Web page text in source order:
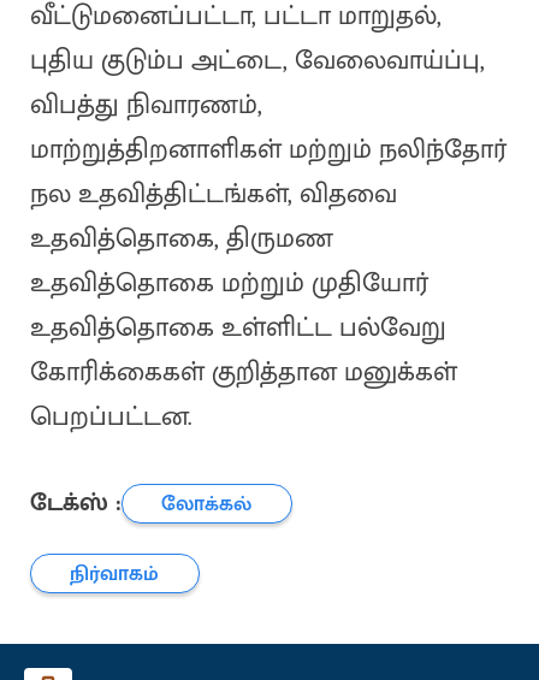
வீட்டுமனைப்பட்டா, பட்டா மாறுதல்,
புதிய குடும்ப அட்டை, வேலைவாய்ப்பு,
விபத்து நிவாரணம்,
மாற்றுத்திறனாளிகள் மற்றும் நலிந்தோர்
நல உதவித்திட்டங்கள், விதவை
உதவித்தொகை, திருமண
உதவித்தொகை மற்றும் முதியோர்
உதவித்தொகை உள்ளிட்ட பல்வேறு
கோரிக்கைகள் குறித்தான மனுக்கள்
பெறப்பட்டன.
டேக்ஸ் :
லோக்கல்
நிர்வாகம்